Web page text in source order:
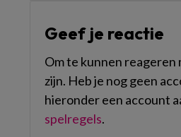
Geef je reactie
Om te kunnen reageren
zijn. Heb je nog geen
hieronder een account
spelregels.